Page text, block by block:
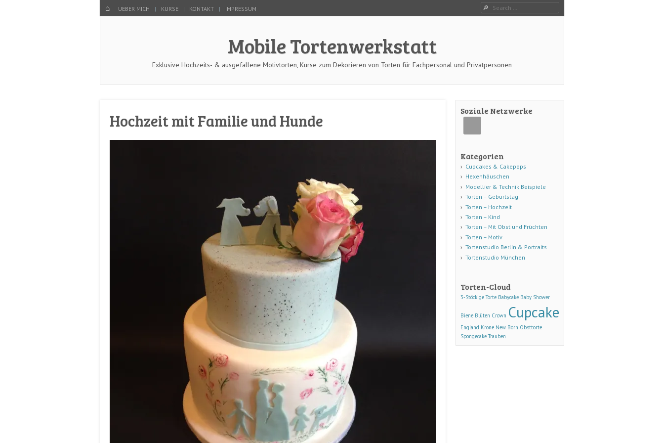
HOME
Menu
SKIP TO CONTENT
UEBER MICH KURSE KONTAKT IMPRESSUM Search
Mobile Tortenwerkstatt
Exklusive Hochzeits- & ausgefallene Motivtorten, Kurse zum Dekorieren von Torten für Fachpersonal und Privatpersonen
Hochzeit mit Familie und Hunde
Soziale Netzwerke
Kategorien
Cupcakes & Cakepops
Hexenhäuschen
Modellier & Technik Beispiele
Torten – Geburtstag
Torten – Hochzeit
Torten – Kind
Torten – Mit Obst und Früchten
Torten – Motiv
Tortenstudio Berlin & Portraits
Tortenstudio München
Torten-Cloud
3-Stöckige Torte Babycake Baby Shower
Biene Blüten Crown Cupcake
England Krone New Born Obsttorte
Spongecake Trauben